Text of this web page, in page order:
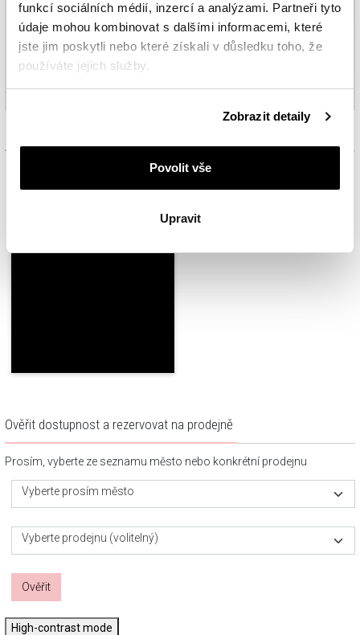
funkcí sociálních médií, inzercí a analýzami. Partneři tyto
údaje mohou kombinovat s dalšími informacemi, které
jste jim poskytli nebo které získali v důsledku toho, že
používáte jejich služby.
Zásadách ochrany osobních údajů
Zobrazit detaily
Povolit vše
Upravit
Ověřit dostupnost a rezervovat na prodejně
Prosím, vyberte ze seznamu město nebo konkrétní prodejnu
Vyberte prosím město
Vyberte prodejnu (volitelný)
Ověřit
High-contrast mode